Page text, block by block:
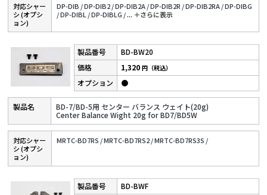
対応シャー
シ (オプシ
ョン)
DP-DIB /DP-DIB2 /DP-DIB2A /DP-DIB2R /DP-DIB2RA /DP-DIBG
/DP-DIBL /DP-DIBLG /... ＋さらに表⽰
BD-BW20
BD-7/BD-5用 センター バランス ウェイト(20g)
Center Balance Wight 20g for BD7/BD5W
1,320円（税込）
●
対応シャー
シ (オプシ
ョン)
MRTC-BD7RS /MRTC-BD7RS2 /MRTC-BD7RS3S /
BD-BWF